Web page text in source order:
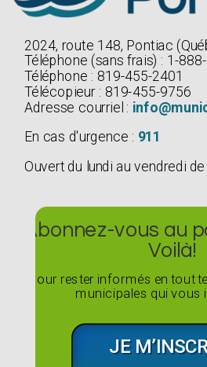
2024, route 148, Pontiac
Téléphone (sans frais) : 1-
Téléphone : 819-455-2401
Télécopieur : 819-455-9756
Adresse courriel :
En cas d'urgence : 911
Ouvert du lundi au vendredi
Abonnez-vous au
Voilà!
Pour rester informés en tout
municipales qui vous
JE